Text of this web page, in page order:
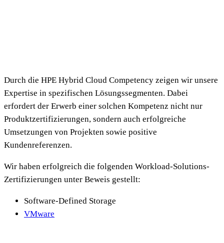
Durch die HPE Hybrid Cloud Competency zeigen wir unsere
Expertise in spezifischen Lösungssegmenten. Dabei
erfordert der Erwerb einer solchen Kompetenz nicht nur
Produktzertifizierungen, sondern auch erfolgreiche
Umsetzungen von Projekten sowie positive
Kundenreferenzen.
Wir haben erfolgreich die folgenden Workload-Solutions-
Zertifizierungen unter Beweis gestellt:
Software-Defined Storage
VMware